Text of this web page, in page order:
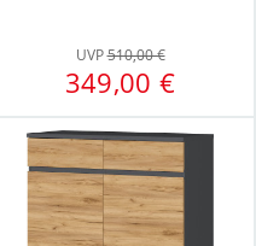
UVP510,00 €
349,00 €